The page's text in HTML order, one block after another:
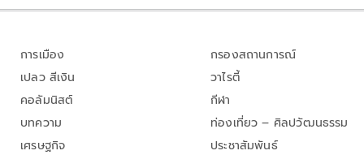
การเมือง
เปลว สีเงิน
คอลัมนิสต์
บทความ
เศรษฐกิจ
กรองสถานการณ์
วาไรตี้
กีฬา
ท่องเที่ยว – ศิลปวัฒนธรรม
ประชาสัมพันธ์